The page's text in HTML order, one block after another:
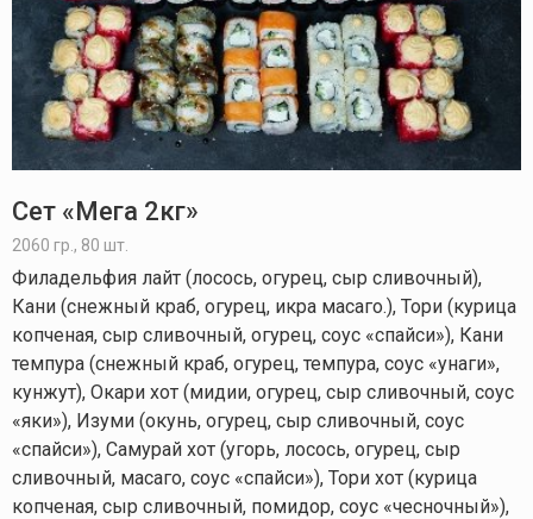
Сет «Мега 2кг»
2060 гр., 80 шт.
Филадельфия лайт (лосось, огурец, сыр сливочный),
Кани (снежный краб, огурец, икра масаго.), Тори (курица
копченая, сыр сливочный, огурец, соус «спайси»), Кани
темпура (снежный краб, огурец, темпура, соус «унаги»,
кунжут), Окари хот (мидии, огурец, сыр сливочный, соус
«яки»), Изуми (окунь, огурец, сыр сливочный, соус
«спайси»), Самурай хот (угорь, лосось, огурец, сыр
сливочный, масаго, соус «спайси»), Тори хот (курица
копченая, сыр сливочный, помидор, соус «чесночный»),